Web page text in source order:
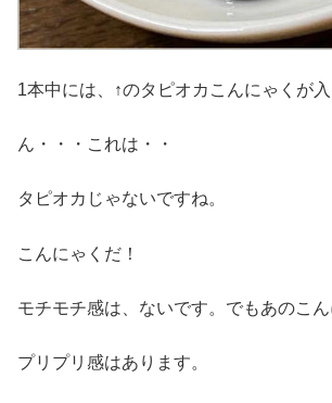
1本中には、↑のタピオカこんにゃくが入
ん・・・これは・・
タピオカじゃないですね。
こんにゃくだ！
モチモチ感は、ないです。でもあのこ
プリプリ感はあります。